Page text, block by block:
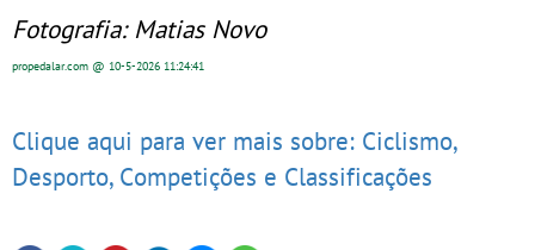
Fotografia: Matias Novo
propedalar.com @ 10-5-2026 11:24:41
Clique aqui para ver mais sobre: Ciclismo,
Desporto, Competições e Classificações